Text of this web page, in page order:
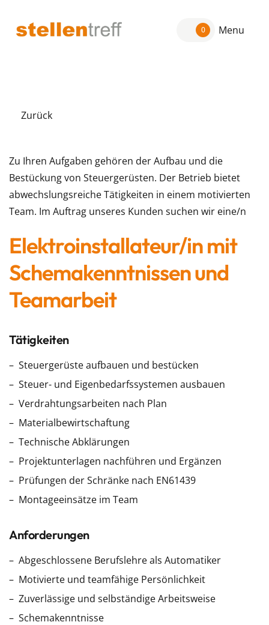
0 Menu
Zurück
Zu Ihren Aufgaben gehören der Aufbau und die
Bestückung von Steuergerüsten. Der Betrieb bietet
abwechslungsreiche Tätigkeiten in einem motivierten
Team. Im Auftrag unseres Kunden suchen wir eine/n
Elektroinstallateur/in mit
Schemakenntnissen und
Teamarbeit
Tätigkeiten
Steuergerüste aufbauen und bestücken
Steuer- und Eigenbedarfssystemen ausbauen
Verdrahtungsarbeiten nach Plan
Materialbewirtschaftung
Technische Abklärungen
Projektunterlagen nachführen und Ergänzen
Prüfungen der Schränke nach EN61439
Montageeinsätze im Team
Anforderungen
Abgeschlossene Berufslehre als Automatiker
Motivierte und teamfähige Persönlichkeit
Zuverlässige und selbständige Arbeitsweise
Schemakenntnisse